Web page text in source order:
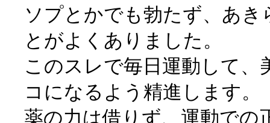
ソプとかでも勃たず、あ
とがよくありました。
このスレで毎日運動して
コになるよう精進します。
薬の力は借りず、運動での